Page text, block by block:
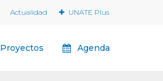
Actualidad UNATE Plus
Proyectos Agenda